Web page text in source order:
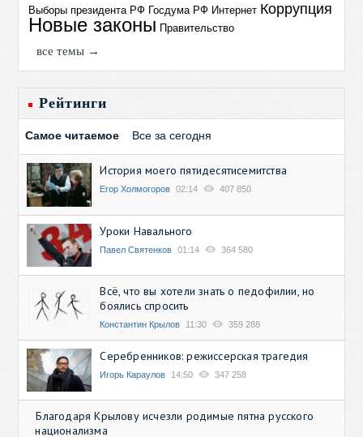
Выборы президента РФ Госдума РФ Интернет Коррупция
Новые законы Правительство
все темы →
Рейтинги
Самое читаемое Все за сегодня
История моего пятидесятисемитства
Егор Холмогоров 02:14 407 850
Уроки Навального
Павел Святенков 01:14 364 580
Всё, что вы хотели знать о педофилии, но
боялись спросить
Константин Крылов 11:30 359 288
Серебренников: режиссерская трагедия
Игорь Караулов 14:50 347 258
Благодаря Крылову исчезли родимые пятна русского
национализма